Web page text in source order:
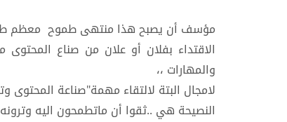
مؤسف أن يصبح هذا منتهى طموح معظم
الاقتداء بفلان أو علان من صناع
والمهارات ،،
لامجال البتة لالتقاء مهمة"صناعة
النصيحة هي ..ثقوا أن ماتطمحون اليه